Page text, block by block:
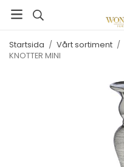
Startsida / Vårt sortiment /
KNOTTER MINI